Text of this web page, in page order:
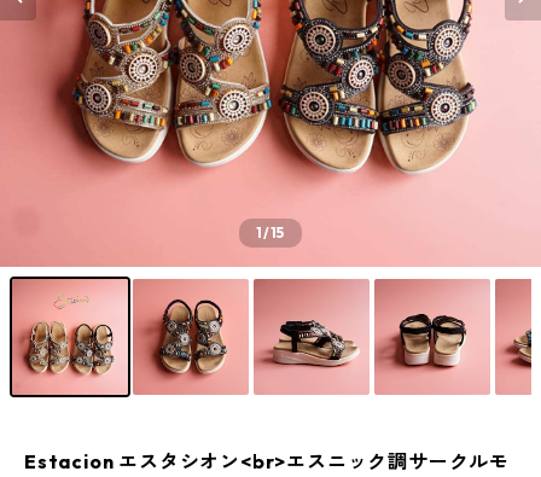
1/15
Estacion エスタシオン<br>エスニック調サークルモ